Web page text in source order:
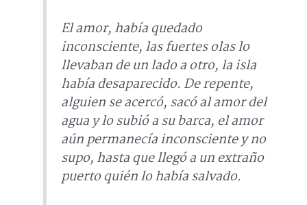
El amor, había quedado
inconsciente, las fuertes olas lo
llevaban de un lado a otro, la isla
había desaparecido. De repente,
alguien se acercó, sacó al amor del
agua y lo subió a su barca, el amor
aún permanecía inconsciente y no
supo, hasta que llegó a un extraño
puerto quién lo había salvado.